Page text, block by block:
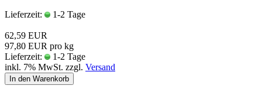
Lieferzeit:
1-2 Tage
62,59 EUR
97,80 EUR pro kg
Lieferzeit:
1-2 Tage
inkl. 7% MwSt. zzgl. Versand
In den Warenkorb